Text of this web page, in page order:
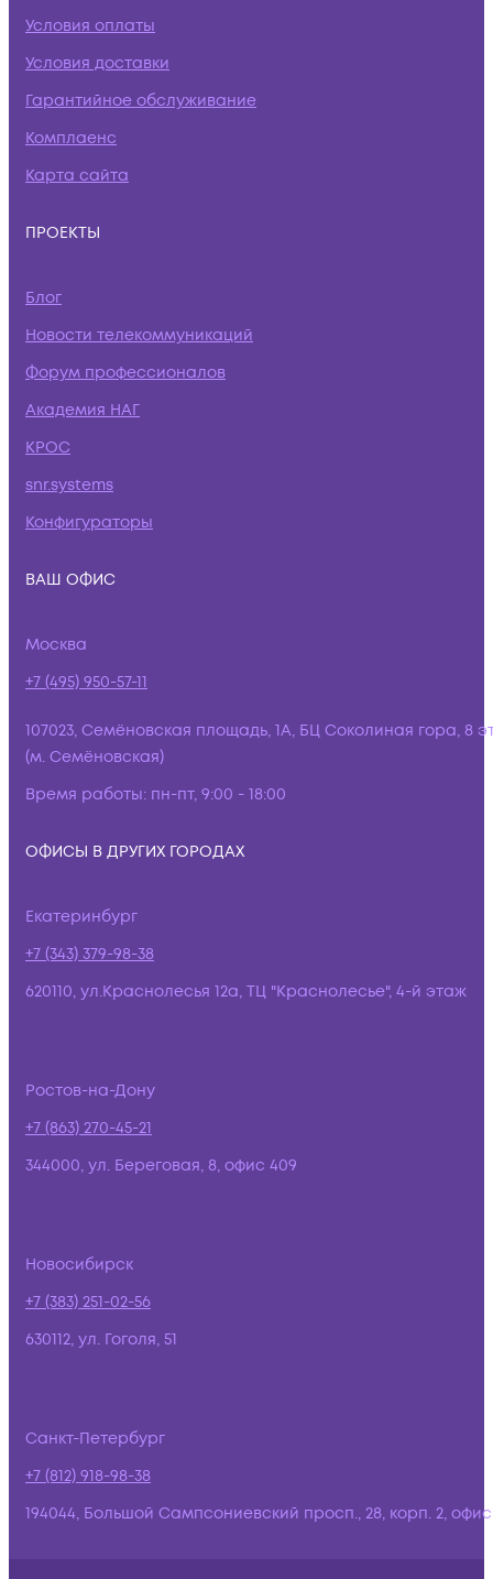
Условия оплаты
Условия доставки
Гарантийное обслуживание
Комплаенс
Карта сайта
ПРОЕКТЫ
Блог
Новости телекоммуникаций
Форум профессионалов
Академия НАГ
КРОС
snr.systems
Конфигураторы
ВАШ ОФИС
Москва
+7 (495) 950-57-11
107023, Семёновская площадь, 1А, БЦ Соколиная гора, 8
(м. Семёновская)
Время работы: пн-пт, 9:00 - 18:00
ОФИСЫ В ДРУГИХ ГОРОДАХ
Екатеринбург
+7 (343) 379-98-38
620110, ул.Краснолесья 12а, ТЦ "Краснолесье", 4-й этаж
Ростов-на-Дону
+7 (863) 270-45-21
344000, ул. Береговая, 8, офис 409
Новосибирск
+7 (383) 251-02-56
630112, ул. Гоголя, 51
Санкт-Петербург
+7 (812) 918-98-38
194044, Большой Сампсониевский просп., 28, корп. 2,